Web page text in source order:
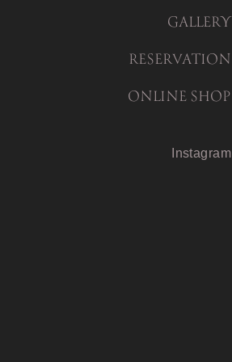
GALLERY
RESERVATION
ONLINE SHOP
Instagram